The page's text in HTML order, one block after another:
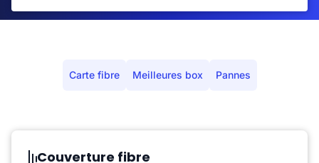
Carte fibre Meilleures box Pannes
Couverture fibre